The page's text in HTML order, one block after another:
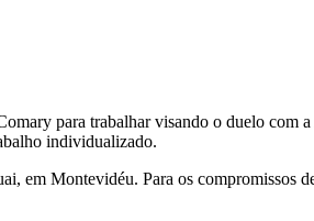
para trabalhar visando o duelo com
individualizado.
em Montevidéu. Para os compromissos